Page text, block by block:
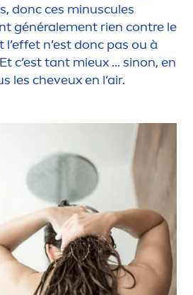
donc ces minuscules
généralement rien contre le
n’est donc pas ou à
c’est tant mieux ... sinon, en
les cheveux en l‘air.